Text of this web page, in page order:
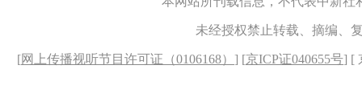
未经授权禁止转载、摘编、
[网上传播视听节目许可证（0106168） ] [京ICP证040655号] [